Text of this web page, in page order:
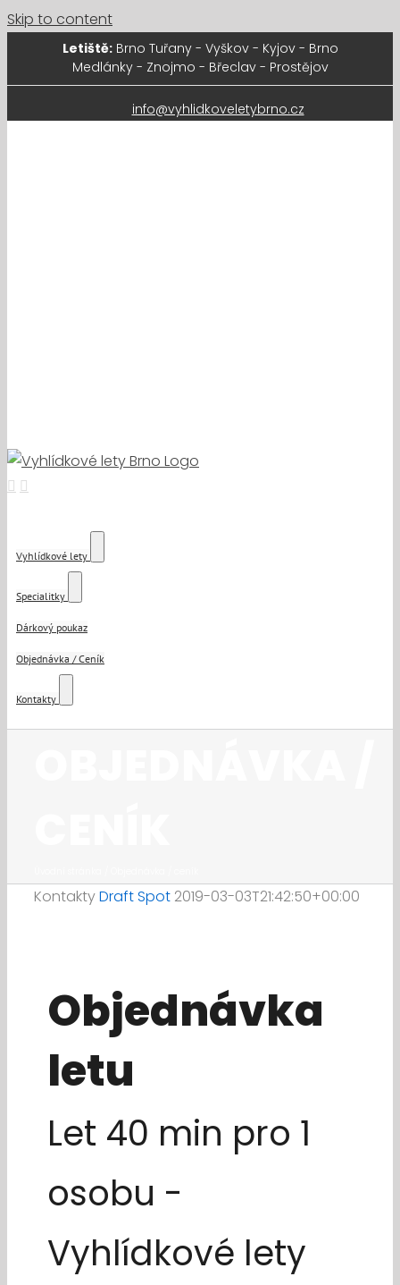
Skip to content
Letiště:Brno Tuřany - Vyškov - Kyjov - Brno
Medlánky - Znojmo - Břeclav - Prostějov
info@vyhlidkoveletybrno.cz
Vyhlídkové lety
Specialitky
Dárkový poukaz
Objednávka / Ceník
Kontakty
KontaktyDraft Spot 2019-03-03T21:42:50+00:00
Objednávka
letu
Let 40 min pro 1
osobu -
Vyhlídkové lety